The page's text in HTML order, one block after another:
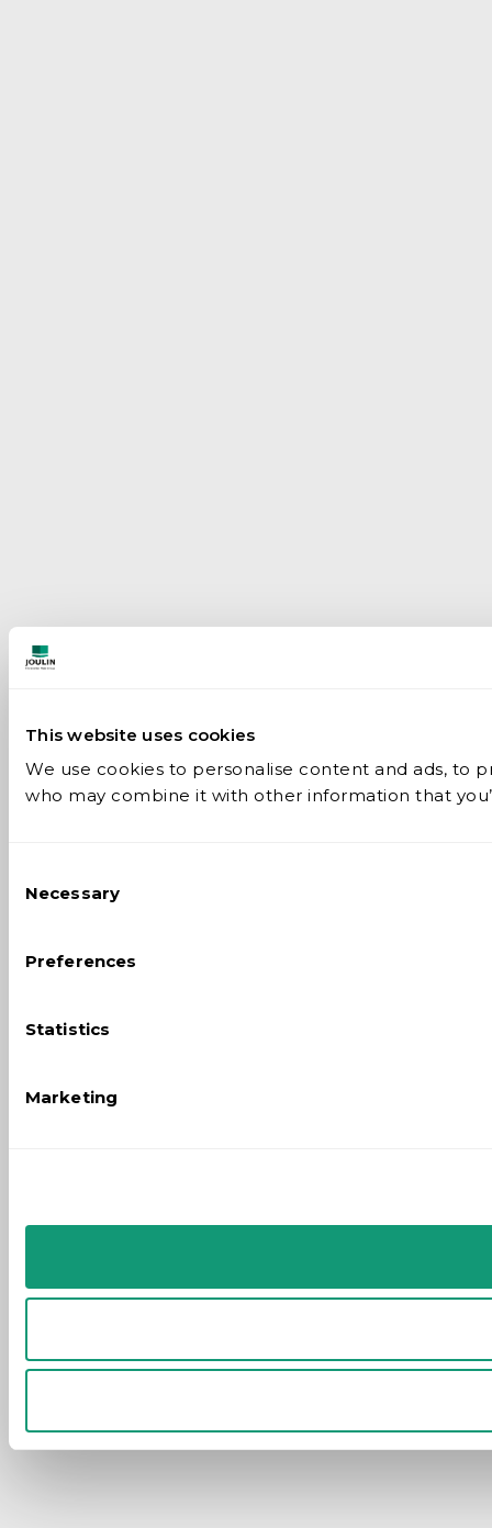
This website uses cookies
We use cookies to personalise content and ads, to
who may combine it with other information that
Selection
Necessary
Preferences
Statistics
Marketing